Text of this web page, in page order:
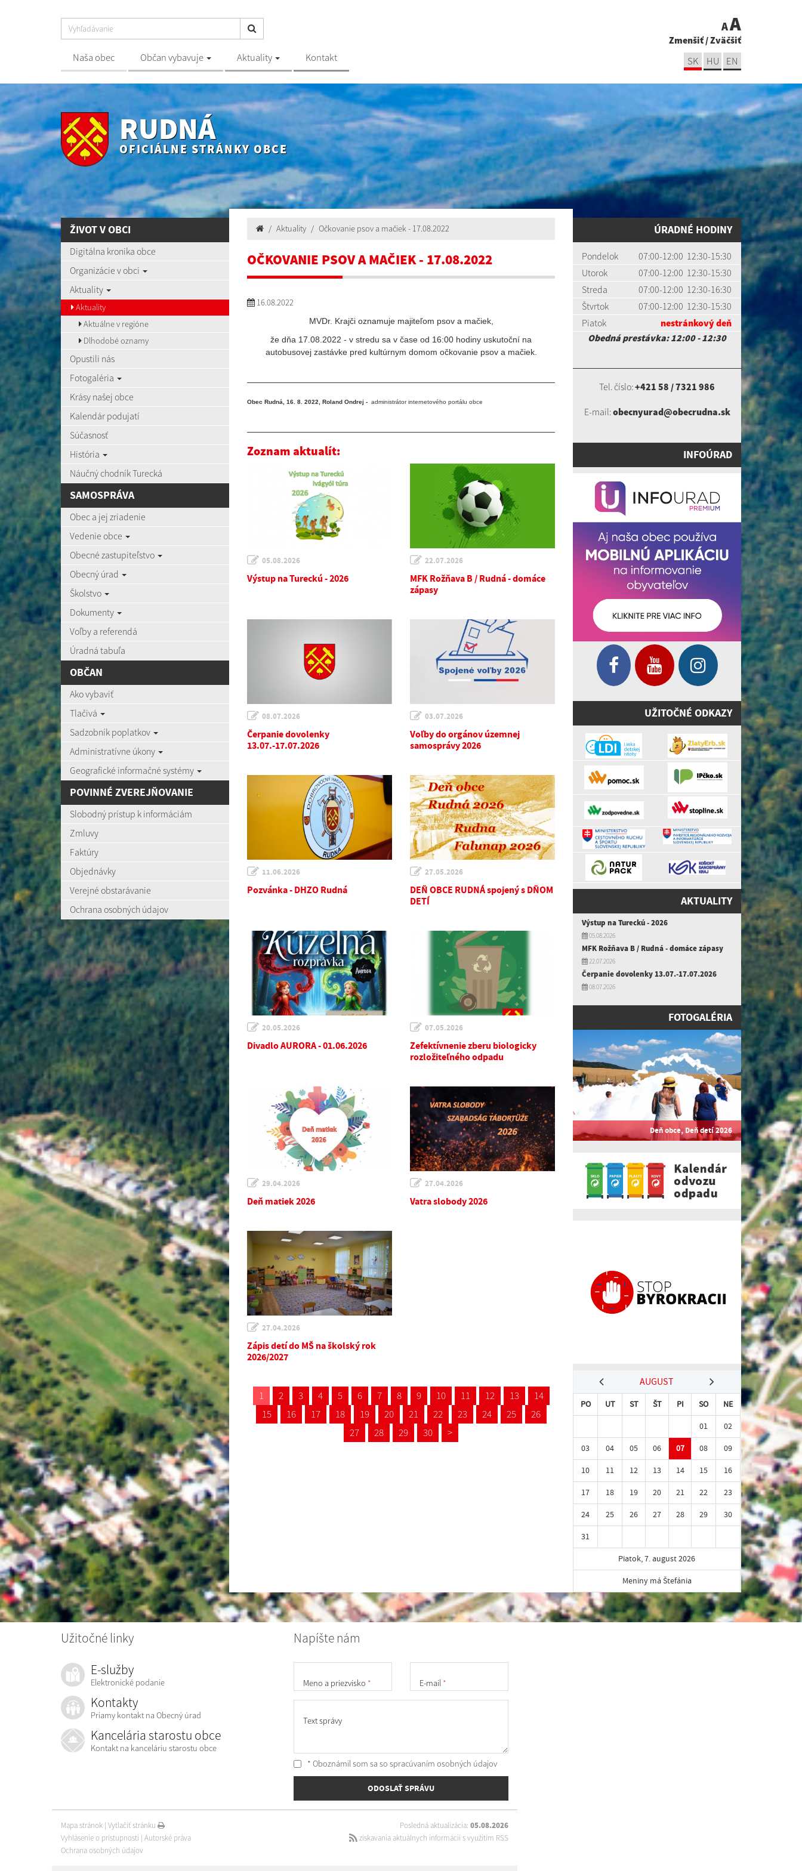
Naša obec Občan vybavuje Aktuality Kontakt
AA
Zmenšiť/Zväčšiť
SK HU EN
RUDNÁ
OFICIÁLNE STRÁNKY OBCE
ŽIVOT V OBCI
Digitálna kronika obce
Organizácie v obci
Aktuality
Aktuality
Aktuálne v regióne
Dlhodobé oznamy
Opustili nás
Fotogaléria
Krásy našej obce
Kalendár podujatí
Súčasnosť
História
Náučný chodník Turecká
SAMOSPRÁVA
Obec a jej zriadenie
Vedenie obce
Obecné zastupiteľstvo
Obecný úrad
Školstvo
Dokumenty
Voľby a referendá
Úradná tabuľa
OBČAN
Ako vybaviť
Tlačivá
Sadzobník poplatkov
Administratívne úkony
Geografické informačné systémy
POVINNÉ ZVEREJŇOVANIE
Slobodný prístup k informáciám
Zmluvy
Faktúry
Objednávky
Verejné obstarávanie
Ochrana osobných údajov
Aktuality Očkovanie psov a mačiek - 17.08.2022
OČKOVANIE PSOV A MAČIEK - 17.08.2022
16.08.2022
MVDr. Krajči oznamuje majiteľom psov a mačiek,
že dňa 17.08.2022 - v stredu sa v čase od 16:00 hodiny uskutoční na
autobusovej zastávke pred kultúrnym domom očkovanie psov a mačiek.
Obec Rudná, 16. 8. 2022, Roland Ondrej - administrátor internetového portálu obce
Zoznam aktualít:
05.08.2026
Výstup na Tureckú - 2026
22.07.2026
MFK Rožňava B / Rudná - domáce
zápasy
08.07.2026
Čerpanie dovolenky
13.07.-17.07.2026
03.07.2026
Voľby do orgánov územnej
samosprávy 2026
11.06.2026
Pozvánka - DHZO Rudná
27.05.2026
DEŇ OBCE RUDNÁ spojený s DŇOM
DETÍ
20.05.2026
Divadlo AURORA - 01.06.2026
07.05.2026
Zefektívnenie zberu biologicky
rozložiteľného odpadu
29.04.2026
Deň matiek 2026
27.04.2026
Vatra slobody 2026
27.04.2026
Zápis detí do MŠ na školský rok
2026/2027
1 2 3 4 5 6 7 8 9 10 11 12 13
14
15
16 17 18 19 20 21 22 23 24 25
26
27
28 29 30 >
ÚRADNÉ HODINY
Pondelok
07:00-12:00 12:30-15:30
Utorok
07:00-12:00 12:30-15:30
Streda
07:00-12:00 12:30-16:30
Štvrtok
07:00-12:00 12:30-15:30
Piatok
nestránkový deň
Obedná prestávka: 12:00 - 12:30
Tel. číslo:+421 58 / 7321 986
E-mail:obecnyurad@obecrudna.sk
INFOÚRAD
UŽITOČNÉ ODKAZY
AKTUALITY
Výstup na Tureckú - 2026
05.08.2026
MFK Rožňava B / Rudná - domáce zápasy
22.07.2026
Čerpanie dovolenky 13.07.-17.07.2026
08.07.2026
FOTOGALÉRIA
Deň obce, Deň detí 2026
AUGUST
PO UT ST ŠT PI SO
NE
01
02
03
04 05 06 07 08
09
10
11 12 13 14 15
16
17
18 19 20 21 22
23
24
25 26 27 28 29
30
31
Piatok, 7. august 2026
Meniny má Štefánia
Napíšte nám
Meno a priezvisko * E-mail *
Text správy
* Oboznámil som sa so spracúvaním osobných údajov
ODOSLAŤ SPRÁVU
Užitočné linky
E-služby
Elektronické podanie
Kontakty
Priamy kontakt na Obecný úrad
Kancelária starostu obce
Kontakt na kanceláriu starostu obce
Posledná aktualizácia: 05.08.2026
získavania aktuálnych informácií s využitím RSS
Mapa stránok | Vytlačiť stránku
Vyhlásenie o prístupnosti | Autorské práva
Ochrana osobných údajov